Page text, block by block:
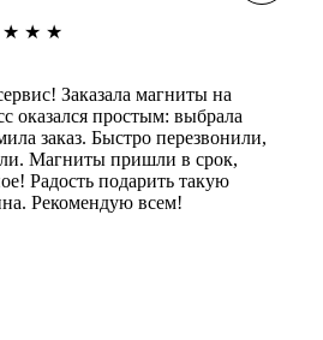
★ ★ ★
Заказала магниты на
оказался простым: выбрала
заказ. Быстро перезвонили,
Магниты пришли в срок,
Радость подарить такую
Рекомендую всем!